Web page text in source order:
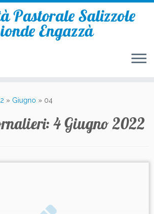
Pastorale Salizzole
Engazzà
» Giugno » 04
4 Giugno 2022